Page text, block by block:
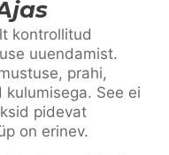
kontrollitud
uuendamist.
prahi,
See ei
pidevat
on erinev.